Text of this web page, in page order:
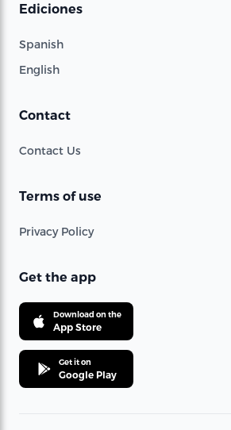
Ediciones
Spanish
English
Contact
Contact Us
Terms of use
Privacy Policy
Get the app
Download on the
App Store
Get it on
Google Play